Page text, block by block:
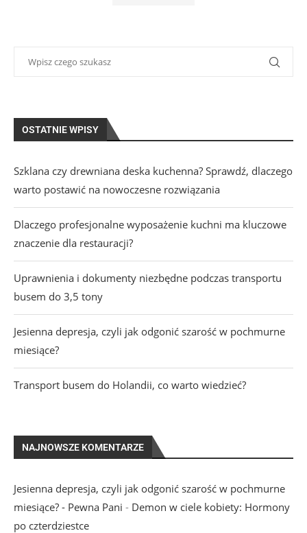
OSTATNIE WPISY
Szklana czy drewniana deska kuchenna? Sprawdź, dlaczego
warto postawić na nowoczesne rozwiązania
Dlaczego profesjonalne wyposażenie kuchni ma kluczowe
znaczenie dla restauracji?
Uprawnienia i dokumenty niezbędne podczas transportu
busem do 3,5 tony
Jesienna depresja, czyli jak odgonić szarość w pochmurne
miesiące?
Transport busem do Holandii, co warto wiedzieć?
NAJNOWSZE KOMENTARZE
Jesienna depresja, czyli jak odgonić szarość w pochmurne
miesiące? - Pewna Pani - Demon w ciele kobiety: Hormony
po czterdziestce